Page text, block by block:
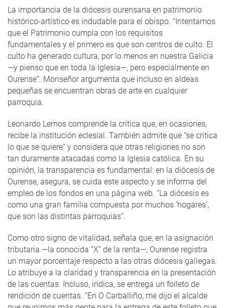
La importancia de la diócesis ourensana en patrimonio
histórico-artístico es indudable para el obispo. “Intentamos
que el Patrimonio cumpla con los requisitos
fundamentales y el primero es que son centros de culto. El
culto ha generado cultura, por lo menos en nuestra Galicia
—y pienso que en toda la Iglesia—, pero especialmente en
Ourense”. Monseñor argumenta que incluso en aldeas
pequeñas se encuentran obras de arte en cualquier
parroquia.
Leonardo Lemos comprende la crítica que, en ocasiones,
recibe la institución eclesial. También admite que “se critica
lo que se quiere” y considera que otras religiones no son
tan duramente atacadas como la Iglesia católica. En su
opinión, la transparencia es fundamental: en la diócesis de
Ourense, asegura, se cuida este aspecto y se informa del
empleo de los fondos en una página web. “La diócesis es
como una gran familia compuesta por muchos ‘hogares’,
que son las distintas parroquias”.
Como otro signo de vitalidad, señala que, en la asignación
tributaria —la conocida “X” de la renta—, Ourense registra
un mayor porcentaje respecto a las otras diócesis gallegas.
Lo atribuye a la claridad y transparencia en la presentación
de las cuentas. Incluso, indica, se entrega un folleto de
rendición de cuentas. “En O Carballiño, me dijo el alcalde